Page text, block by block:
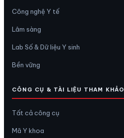
Công nghệ Y tế
Lâm sàng
Lab Số & Dữ liệu Y sinh
Bền vững
CÔNG CỤ & TÀI LIỆU THAM KHẢO
Tất cả công cụ
Mã Y khoa